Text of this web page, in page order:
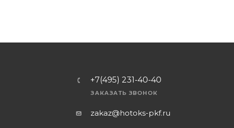
+7(495) 231-40-40
ЗАКАЗАТЬ ЗВОНОК
zakaz@hotoks-pkf.ru